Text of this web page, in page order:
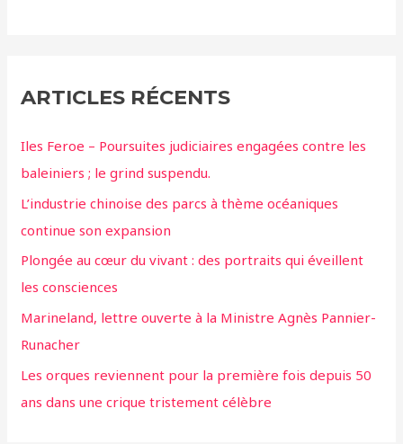
ARTICLES RÉCENTS
Iles Feroe – Poursuites judiciaires engagées contre les
baleiniers ; le grind suspendu.
L’industrie chinoise des parcs à thème océaniques
continue son expansion
Plongée au cœur du vivant : des portraits qui éveillent
les consciences
Marineland, lettre ouverte à la Ministre Agnès Pannier-
Runacher
Les orques reviennent pour la première fois depuis 50
ans dans une crique tristement célèbre